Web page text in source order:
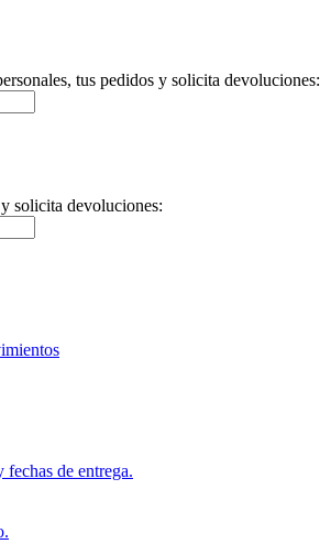
tus pedidos y solicita devoluciones:
solicita devoluciones:
de entrega.